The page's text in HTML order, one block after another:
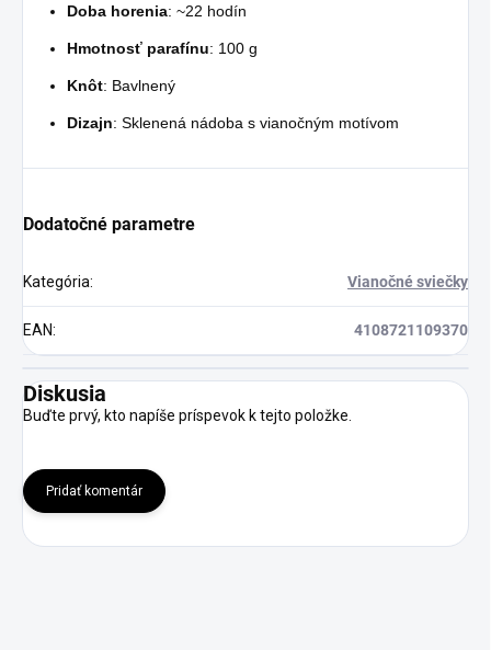
Doba horenia: ~22 hodín
Hmotnosť parafínu: 100 g
Knôt: Bavlnený
Dizajn: Sklenená nádoba s vianočným motívom
Dodatočné parametre
Kategória: Vianočné sviečky
EAN: 4108721109370
Diskusia
Buďte prvý, kto napíše príspevok k tejto položke.
Pridať komentár